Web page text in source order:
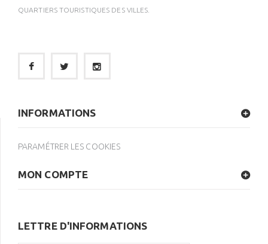
QUARTIERS TOURISTIQUES DES VILLES.
INFORMATIONS
PARAMÉTRER LES COOKIES
MON COMPTE
LETTRE D'INFORMATIONS